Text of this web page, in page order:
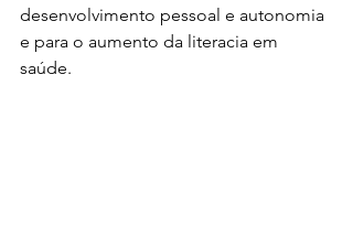
desenvolvimento pessoal e autonomia
e para o aumento da literacia em
saúde.